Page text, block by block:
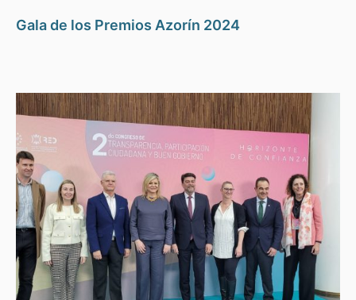
Gala de los Premios Azorín 2024